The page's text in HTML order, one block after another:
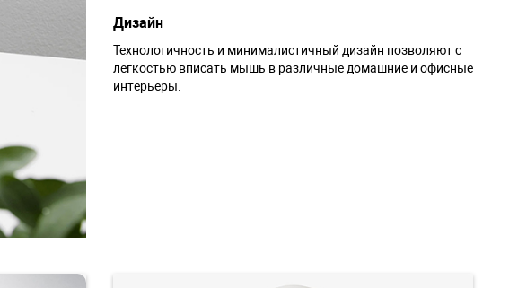
Дизайн
Технологичность и минималистичный дизайн позволяют с
легкостью вписать мышь в различные домашние и офисные
интерьеры.